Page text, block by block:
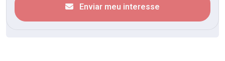
Enviar meu interesse